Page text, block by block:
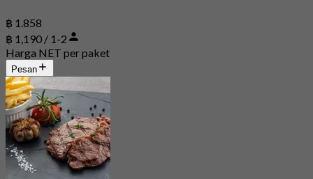
฿ 1.858
฿ 1,190 / 1-2
Harga NET per paket
Pesan